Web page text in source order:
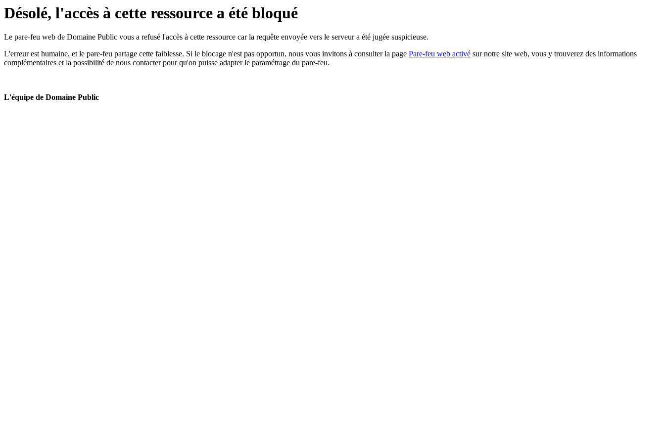
Désolé, l'accès à cette ressource a été bloqué
Le pare-feu web de Domaine Public vous a refusé l'accès à cette ressource car la requête envoyée vers le serveur a été jugée suspicieuse.
L'erreur est humaine, et le pare-feu partage cette faiblesse. Si le blocage n'est pas opportun, nous vous invitons à consulter la page Pare-feu web activé sur notre site web, vous y trouverez des informations
complémentaires et la possibilité de nous contacter pour qu'on puisse adapter le paramétrage du pare-feu.
L'équipe de Domaine Public